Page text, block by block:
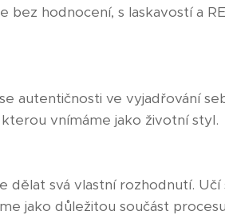
bez hodnocení, s laskavostí a
autentičnosti ve vyjadřování
vnímáme jako životní styl.
dělat svá vlastní rozhodnutí.
jako důležitou součást